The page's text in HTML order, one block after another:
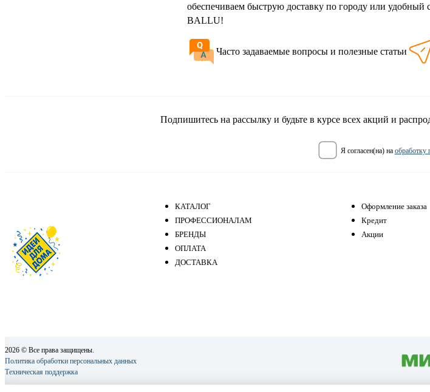
обеспечиваем быструю доставку по городу или
BALLU!
Часто задаваемые вопросы и полезные статьи
Подпишитесь на рассылку и будьте в курсе всех акций и
я согласен(на) на обработку
КАТАЛОГ
ПРОФЕССИОНАЛАМ
БРЕНДЫ
ОПЛАТА
ДОСТАВКА
Оформление заказа
Кредит
Акции
2026 © Все права защищены.
Политика обработки персональных данных
Техническая поддержка